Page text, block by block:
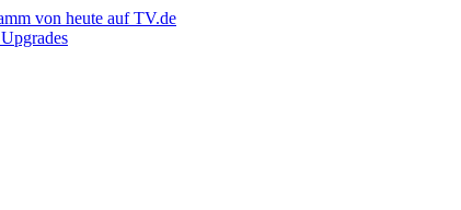
Upgrades